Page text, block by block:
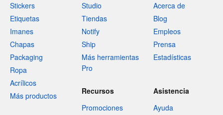
Stickers
Etiquetas
Imanes
Chapas
Packaging
Ropa
Acrílicos
Más productos
Studio
Tiendas
Notify
Ship
Más herramientas
Pro
Acerca de
Blog
Empleos
Prensa
Estadísticas
Recursos
Promociones
Asistencia
Ayuda